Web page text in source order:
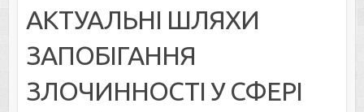
АКТУАЛЬНІ ШЛЯХИ
ЗАПОБІГАННЯ
ЗЛОЧИННОСТІ У СФЕРІ